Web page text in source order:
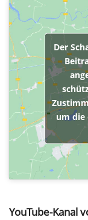
Der
um die
YouTube-Kanal